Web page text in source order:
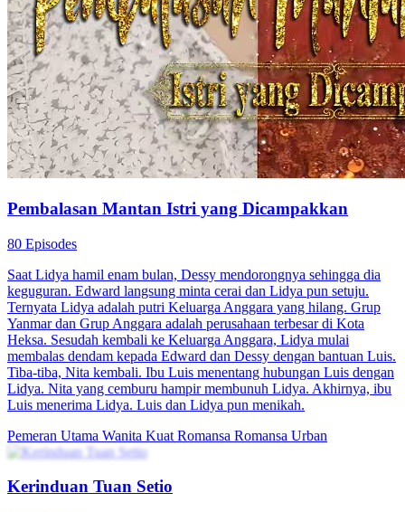
Pembalasan Mantan Istri yang Dicampakkan
80 Episodes
Saat Lidya hamil enam bulan, Dessy mendorongnya sehingga dia
keguguran. Edward langsung minta cerai dan Lidya pun setuju.
Ternyata Lidya adalah putri Keluarga Anggara yang hilang. Grup
Yanmar dan Grup Anggara adalah perusahaan terbesar di Kota
Heksa. Sesudah kembali ke Keluarga Anggara, Lidya mulai
membalas dendam kepada Edward dan Dessy dengan bantuan Luis.
Tiba-tiba, Nita kembali. Ibu Luis menentang hubungan Luis dengan
Lidya. Nita yang cemburu hampir membunuh Lidya. Akhirnya, ibu
Luis menerima Lidya. Luis dan Lidya pun menikah.
Pemeran Utama Wanita Kuat Romansa Romansa Urban